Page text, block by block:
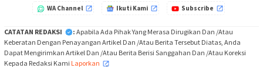
WA Channel Ikuti Kami Subscribe
CATATAN REDAKSI : Apabila Ada Pihak Yang Merasa Dirugikan Dan /Atau
Keberatan Dengan Penayangan Artikel Dan /Atau Berita Tersebut Diatas, Anda
Dapat Mengirimkan Artikel Dan /Atau Berita Berisi Sanggahan Dan /Atau Koreksi
Kepada Redaksi Kami Laporkan
,